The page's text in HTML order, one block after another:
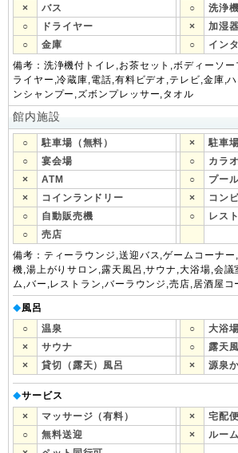
×
バス ○
洗浄
○
ドライヤー ×
加湿器
○
金庫 ○
イン
備考：洗浄機付トイレ,お茶セット,ボディーソ
ライヤー,冷蔵庫,電話,有料ビデオ,テレビ,金庫,
ンシャンプー,ズボンプレッサー,タオル
館内施設
○ 駐車場（無料） ×
駐車
○
宴会場 ○
カラ
×
ATM ○
プー
×
コインランドリー ×
コン
○
自動販売機 ○
レス
○
売店
備考：ティーラウンジ,送迎バス,ゲームコーナ
機,湯上がりサロン,露天風呂,サウナ,大浴場,会議
ム,バー,レストラン,バーラウンジ,売店,居酒屋コ
◆風呂
○
温泉 ○
大浴場
×
サウナ ○
露天
×
貸切（露天）風呂 × 源泉
◆サービス
×
マッサージ（有料） ×
宅配便
○
無料送迎 ×
ルー